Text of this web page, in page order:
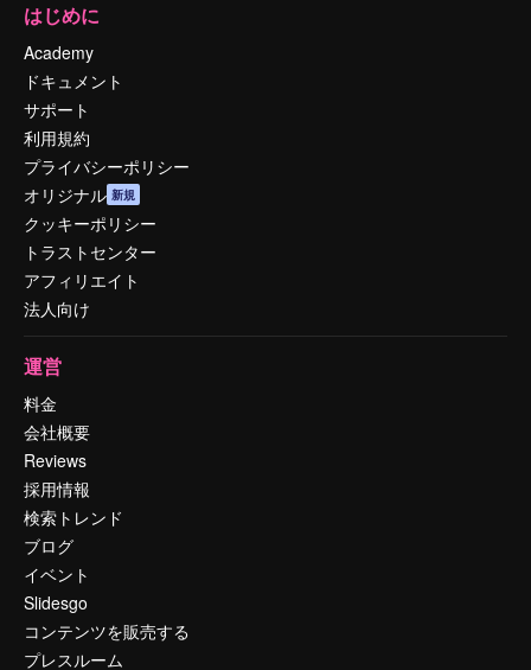
はじめに
Academy
ドキュメント
サポート
利用規約
プライバシーポリシー
オリジナル 新規
クッキーポリシー
トラストセンター
アフィリエイト
法人向け
運営
料金
会社概要
Reviews
採用情報
検索トレンド
ブログ
イベント
Slidesgo
コンテンツを販売する
プレスルーム